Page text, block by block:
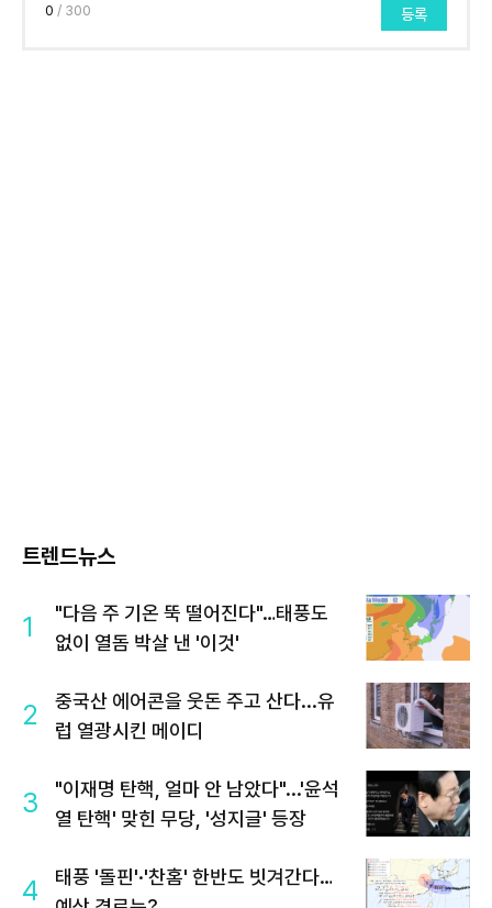
0 / 300 등록
트렌드뉴스
1
"다음 주 기온 뚝 떨어진다"…태풍도
없이 열돔 박살 낸 '이것'
2
중국산 에어콘을 웃돈 주고 산다...유
럽 열광시킨 메이디
3
"이재명 탄핵, 얼마 안 남았다"...'윤석
열 탄핵' 맞힌 무당, '성지글' 등장
4
태풍 '돌핀'·'찬홈' 한반도 빗겨간다…